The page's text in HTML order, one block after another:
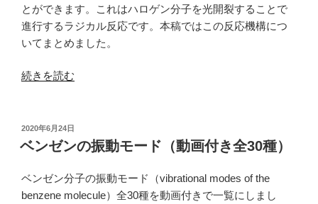
調
和
振
子
動
関
の
規
とができます。これはハロゲン分子を光開裂することで
進行するラジカル反応です。本稿ではこの反応機構につ
いてまとめました。
“光
に
よ
ハ
ロ
続きを読む
投
2020年6月24日
ベンゼンの振動モード（動画付き全30種）
ベンゼン分子の振動モード（vibrational modes of the
benzene molecule）全30種を動画付きで一覧にしまし